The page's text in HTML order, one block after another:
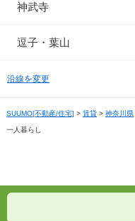
神武寺
逗子・葉山
沿線を変更
SUUMO[不動産/住宅] > 賃貸 > 神奈川県
一人暮らし